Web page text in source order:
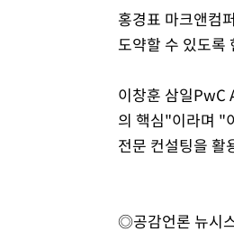
홍경표 마크앤컴
도약할 수 있도록
이창훈 삼일PwC
의 핵심"이라며 "
전문 컨설팅을 활
◎공감언론 뉴시